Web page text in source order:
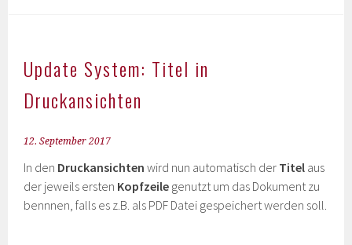
Update System: Titel in
Druckansichten
12. September 2017
In den Druckansichten wird nun automatisch der Titel aus
der jeweils ersten Kopfzeile genutzt um das Dokument zu
bennnen, falls es z.B. als PDF Datei gespeichert werden soll.